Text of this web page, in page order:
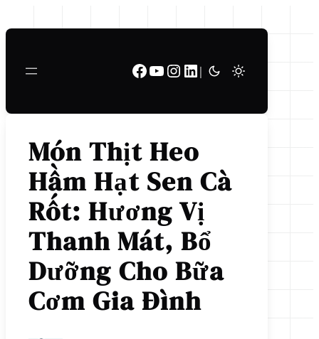
đến
Facebook Youtube Instagram LinkedIn |
Món Thịt Heo
Hầm Hạt Sen Cà
Rốt: Hương Vị
Thanh Mát, Bổ
Dưỡng Cho Bữa
Cơm Gia Đình